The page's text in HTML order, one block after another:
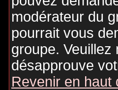
modérateur du
pourrait vous
groupe.
désapprouve
Revenir en haut